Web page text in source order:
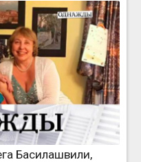
Басилашвили,